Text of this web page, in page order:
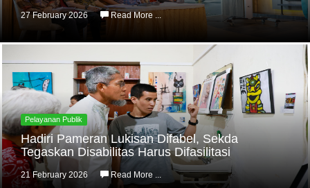
27 February 2026 Read More ...
Pelayanan Publik
Hadiri Pameran Lukisan Difabel, Sekda
Tegaskan Disabilitas Harus Difasilitasi
21 February 2026 Read More ...